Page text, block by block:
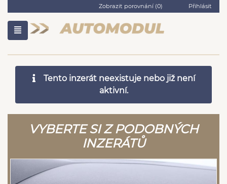
Zobrazit porovnání (0) Přihlásit
Tento inzerát neexistuje nebo již není
aktivní.
VYBERTE SI Z PODOBNÝCH
INZERÁTŮ